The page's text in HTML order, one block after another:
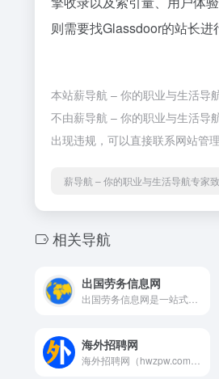
则需要找Glassdoor的站长
本站薪导航 – 你的职业与生活导
不由薪导航 – 你的职业与生活导
出现违规，可以直接联系网站管
薪导航 – 你的职业与生活导航专家
相关导航
出国劳务信息网
海外招聘网